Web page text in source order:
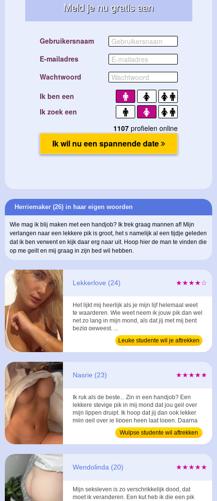
Herriemaker (26) in haar eigen woorden
Wie mag ik blij maken met een handjob? Ik trek graag mannen af! Mijn
verlangen naar een lekkere pik is groot, het s namelijk al een tijdje geleden
dat ik ben verwent en kijk daar erg naar uit. Hoop hier de man te vinden die
op me geilt en mij graag in zijn bed wil hebben.
★★★★☆
Lekkerlove (24)
Het lijkt mij heerlijk als je mijn lijf helemaal weet
te waarderen. Wie weet neem ik jouw pik dan wel
net zo lang in mijn mond, als dat jij met mij bent
bezig geweest. ...
Leuke studente wil je aftrekken
★★★★★
Nasrie (23)
Ik ruk als de beste... Zin in een handjob? Een
lekkere stevige pik in mij mond dat jou geil over
mijn lippen druipt. Ik hoop dat jij dan ook lekker
mijn geil over je lippen heen laat lopen. Daarna
als we zijn bijgekomen van de eerste ronde gaan
we door met doggy en welke komt erna? ...
Wulpse studente wil aftrekken
★★★★★
Wendolinda (20)
Mijn seksleven is zo verschrikkelijk dood, dat
moet ik veranderen. Een kut heb ik die een pik